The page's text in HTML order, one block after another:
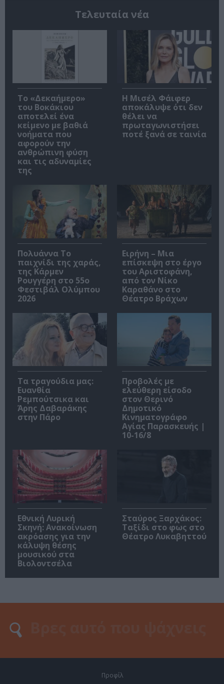
Τελευταία νέα
Το «Δεκαήμερο»
του Βοκάκιου
αποτελεί ένα
κείμενο με βαθιά
νοήματα που
αφορούν την
ανθρώπινη φύση
και τις αδυναμίες
της
Η Μισέλ Φάιφερ
αποκάλυψε ότι δεν
θέλει να
πρωταγωνιστήσει
ποτέ ξανά σε ταινία
Πολυάννα Το
παιχνίδι της χαράς,
της Κάρμεν
Ρουγγέρη στο 55ο
Φεστιβάλ Ολύμπου
2026
Ειρήνη – Μια
επίσκεψη στο έργο
του Αριστοφάνη,
από τον Νίκο
Καραθάνο στο
Θέατρο Βράχων
Τα τραγούδια μας:
Ευανθία
Ρεμπούτσικα και
Άρης Δαβαράκης
στην Πάρο
Προβολές με
ελεύθερη είσοδο
στον Θερινό
Δημοτικό
Κινηματογράφο
Αγίας Παρασκευής |
10-16/8
Εθνική Λυρική
Σκηνή: Ανακοίνωση
ακρόασης για την
κάλυψη θέσης
μουσικού στα
Βιολοντσέλα
Σταύρος Ξαρχάκος:
Ταξίδι στο φως στο
Θέατρο Λυκαβηττού
Προφίλ